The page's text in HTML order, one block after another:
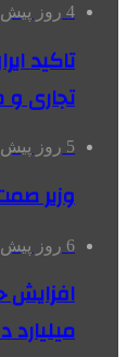
4 روز پیش
تاکید
تجاری
5 روز پیش
وزیر
6 روز پیش
میلیارد